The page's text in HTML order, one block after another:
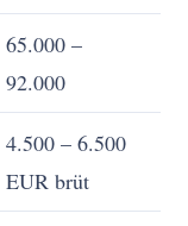
65.000 –
92.000
4.500 – 6.500
EUR brüt